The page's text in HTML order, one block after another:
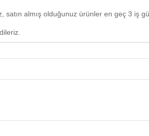
satın almış olduğunuz ürünler en geç 3 iş